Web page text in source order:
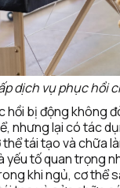
dịch vụ phục hồi
hồi bị động không
nhưng lại có tác
tái tạo và chữa
yếu tố quan trọng
khi ngủ, cơ thể